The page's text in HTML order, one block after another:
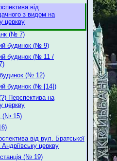
від
з видом на
церкву
(№ 7)
будинок (№ 9)
будинок (№ 11 /
(№ 12)
будинок (№ [14])
Перспектива на
церкву
(№ 15)
від вул. Братської
церкву
(№ 19)